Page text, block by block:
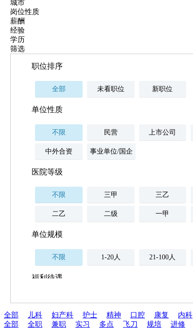
城市
岗位性质
薪酬
经验
学历
筛选
职位排序
全部 未看职位 新职位
单位性质
不限 民营 上市公司
中外合资 事业单位/国企
医院等级
不限 三甲 三乙
二乙 二级 一甲
单位规模
不限 1-20人 21-100人
福利待遇
薪资与社保
全部 儿科 妇产科 护士 精神 口腔 康复 内科
全部
全职 兼职 实习 多点 飞刀 规培 进修